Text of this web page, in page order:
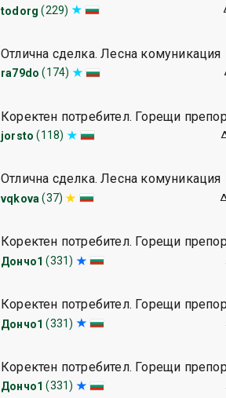
todorg (229)
Отлична сделка. Лесна комуникация
ra79do (174)
Коректен потребител. Горещи
jorsto (118)
Отлична сделка. Лесна комуникация
vqkova (37)
Коректен потребител. Горещи
Дончо1 (331)
Коректен потребител. Горещи
Дончо1 (331)
Коректен потребител. Горещи
Дончо1 (331)